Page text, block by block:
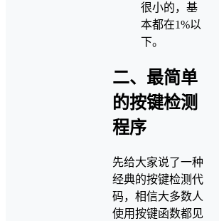
很小的，基
本都在1%以
下。
二、最简单
的按键检测
程序
先给大家说了一种
经典的按键检测代
码，相信大多数人
使用按键函数都见